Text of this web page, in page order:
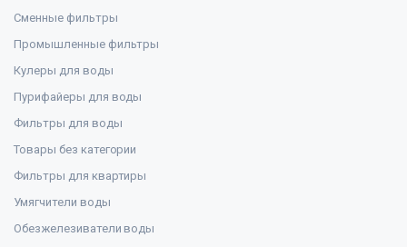
Сменные фильтры
Промышленные фильтры
Кулеры для воды
Пурифайеры для воды
Фильтры для воды
Товары без категории
Фильтры для квартиры
Умягчители воды
Обезжелезиватели воды